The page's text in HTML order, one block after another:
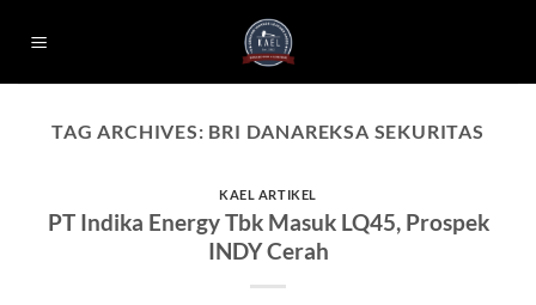
TAG ARCHIVES: BRI DANAREKSA SEKURITAS
KAEL ARTIKEL
PT Indika Energy Tbk Masuk LQ45, Prospek
INDY Cerah